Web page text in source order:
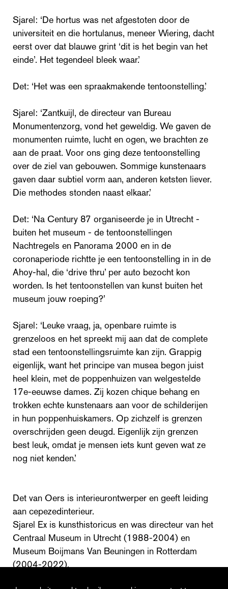
Sjarel: ‘De hortus was net afgestoten door de
universiteit en die hortulanus, meneer Wiering, dacht
eerst over dat blauwe grint ‘dit is het begin van het
einde’. Het tegendeel bleek waar.’
Det: ‘Het was een spraakmakende tentoonstelling.’
Sjarel: ‘Zantkuijl, de directeur van Bureau
Monumentenzorg, vond het geweldig. We gaven de
monumenten ruimte, lucht en ogen, we brachten ze
aan de praat. Voor ons ging deze tentoonstelling
over de ziel van gebouwen. Sommige kunstenaars
gaven daar subtiel vorm aan, anderen ketsten liever.
Die methodes stonden naast elkaar.’
Det: ‘Na Century 87 organiseerde je in Utrecht -
buiten het museum - de tentoonstellingen
Nachtregels en Panorama 2000 en in de
coronaperiode richtte je een tentoonstelling in in de
Ahoy-hal, die ‘drive thru’ per auto bezocht kon
worden. Is het tentoonstellen van kunst buiten het
museum jouw roeping?’
Sjarel: ‘Leuke vraag, ja, openbare ruimte is
grenzeloos en het spreekt mij aan dat de complete
stad een tentoonstellingsruimte kan zijn. Grappig
eigenlijk, want het principe van musea begon juist
heel klein, met de poppenhuizen van welgestelde
17e-eeuwse dames. Zij kozen chique behang en
trokken echte kunstenaars aan voor de schilderijen
in hun poppenhuiskamers. Op zichzelf is grenzen
overschrijden geen deugd. Eigenlijk zijn grenzen
best leuk, omdat je mensen iets kunt geven wat ze
nog niet kenden.’
Det van Oers is interieurontwerper en geeft leiding
aan cepezedinterieur.
Sjarel Ex is kunsthistoricus en was directeur van het
Centraal Museum in Utrecht (1988-2004) en
Museum Boijmans Van Beuningen in Rotterdam
(2004-2022).